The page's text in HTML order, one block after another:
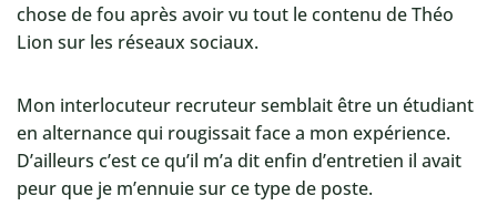
chose de fou après avoir vu tout le contenu de Théo
Lion sur les réseaux sociaux.
Mon interlocuteur recruteur semblait être un étudiant
en alternance qui rougissait face a mon expérience.
D’ailleurs c’est ce qu’il m’a dit enfin d’entretien il avait
peur que je m’ennuie sur ce type de poste.